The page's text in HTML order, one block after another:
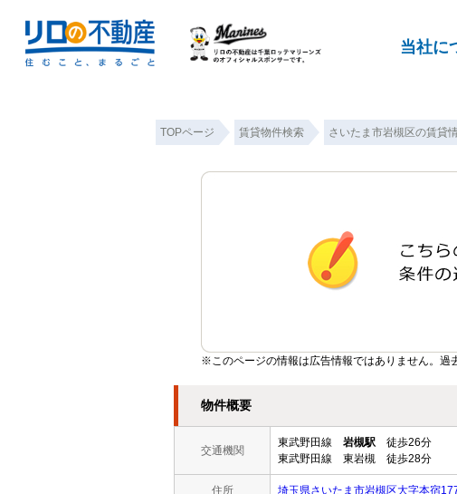
当社に
TOPページ 賃貸物件検索 さいたま市岩槻区の賃貸
※このページの情報は広告情報ではありません。過
物件概要
交通機関
東武野田線 岩槻駅 徒歩26分
東武野田線 東岩槻 徒歩28分
住所 埼玉県さいたま市岩槻区大字本宿